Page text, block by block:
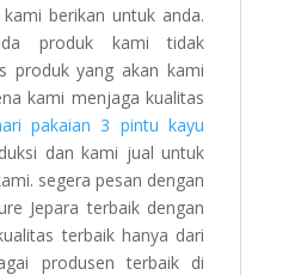
berikan untuk anda.
produk kami tidak
produk yang akan kami
kami menjaga kualitas
pakaian 3 pintu kayu
dan kami jual untuk
segera pesan dengan
Jepara terbaik dengan
terbaik hanya dari
produsen terbaik di